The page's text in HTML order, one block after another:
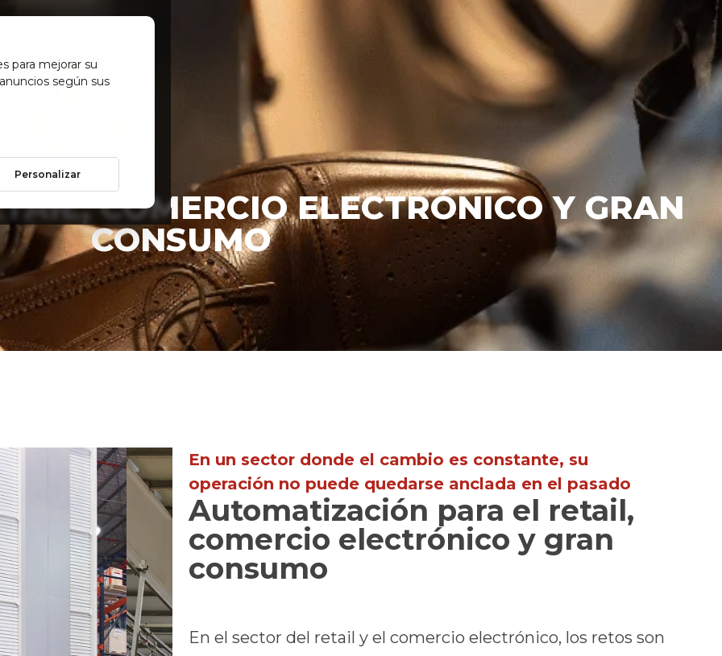
para mejorar su
según sus
Personalizar
COMERCIO ELECTRÓNICO Y GRAN
CONSUMO
En un sector donde el cambio es constante, su
operación no puede quedarse anclada en el pasado
Automatización para el retail,
comercio electrónico y gran
consumo
En el sector del retail y el comercio electrónico, los retos son